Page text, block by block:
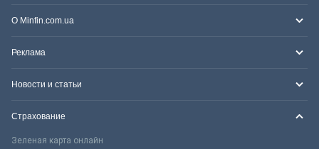
О Minfin.com.ua
Реклама
Новости и статьи
Страхование
Зеленая карта онлайн